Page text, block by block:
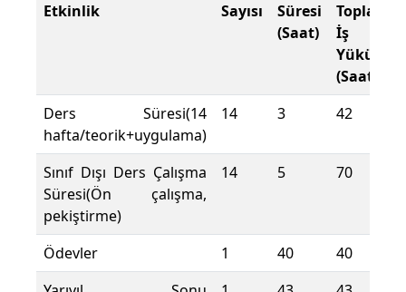
Etkinlik
Sayısı
Süresi
(Saat)
Toplam
İş
Yükü
(Saat)
Ders Süresi(14
hafta/teorik+uygulama)
14 3 42
Sınıf Dışı Ders Çalışma
Süresi(Ön çalışma,
pekiştirme)
14 5 70
Ödevler 1 40
40